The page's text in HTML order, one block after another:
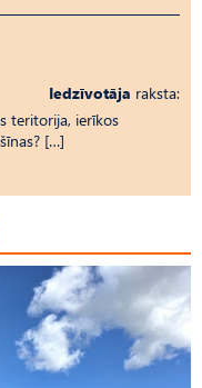
Iedzīvotāja raksta:
teritorija, ierīkos
[…]